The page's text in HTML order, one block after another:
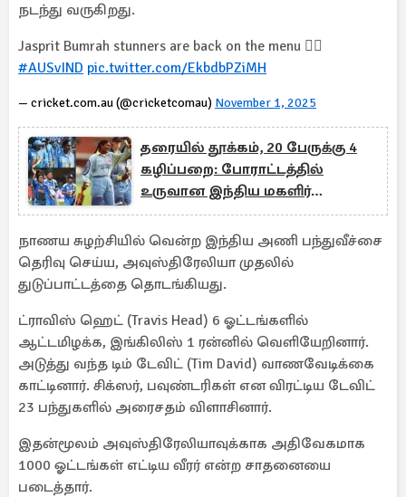
நடந்து வருகிறது.
Jasprit Bumrah stunners are back on the menu 😮‍💨
#AUSvIND pic.twitter.com/EkbdbPZiMH
— cricket.com.au (@cricketcomau) November 1, 2025
தரையில் தூக்கம், 20 பேருக்கு 4
கழிப்பறை: போராட்டத்தில்
உருவான இந்திய மகளிர்
கிரிக்கெட்
நாணய சுழற்சியில் வென்ற இந்திய அணி பந்துவீச்சை
தெரிவு செய்ய, அவுஸ்திரேலியா முதலில்
துடுப்பாட்டத்தை தொடங்கியது.
ட்ராவிஸ் ஹெட் (Travis Head) 6 ஓட்டங்களில்
ஆட்டமிழக்க, இங்கிலிஸ் 1 ரன்னில் வெளியேறினார்.
அடுத்து வந்த டிம் டேவிட் (Tim David) வாணவேடிக்கை
காட்டினார். சிக்ஸர், பவுண்டரிகள் என விரட்டிய டேவிட்
23 பந்துகளில் அரைசதம் விளாசினார்.
இதன்மூலம் அவுஸ்திரேலியாவுக்காக அதிவேகமாக
1000 ஓட்டங்கள் எட்டிய வீரர் என்ற சாதனையை
படைத்தார்.